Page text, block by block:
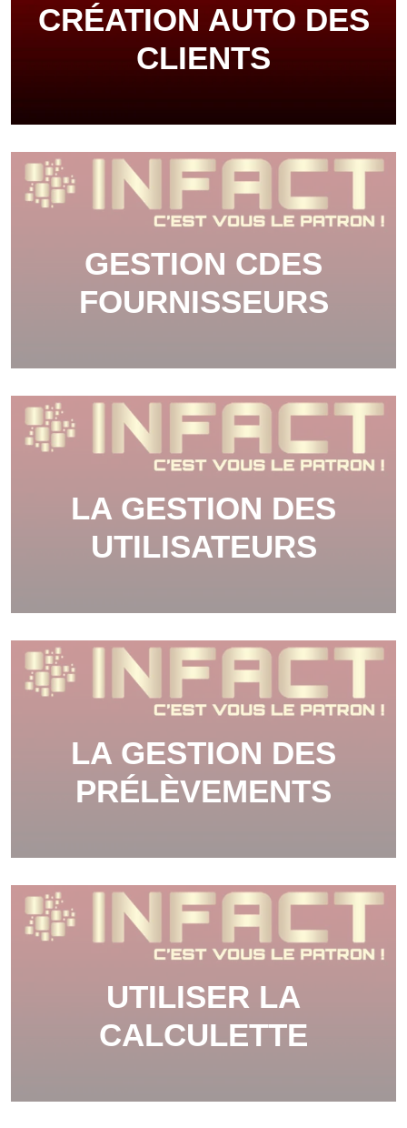
CRÉATION AUTO DES
CLIENTS
GESTION CDES
FOURNISSEURS
LA GESTION DES
UTILISATEURS
LA GESTION DES
PRÉLÈVEMENTS
UTILISER LA
CALCULETTE